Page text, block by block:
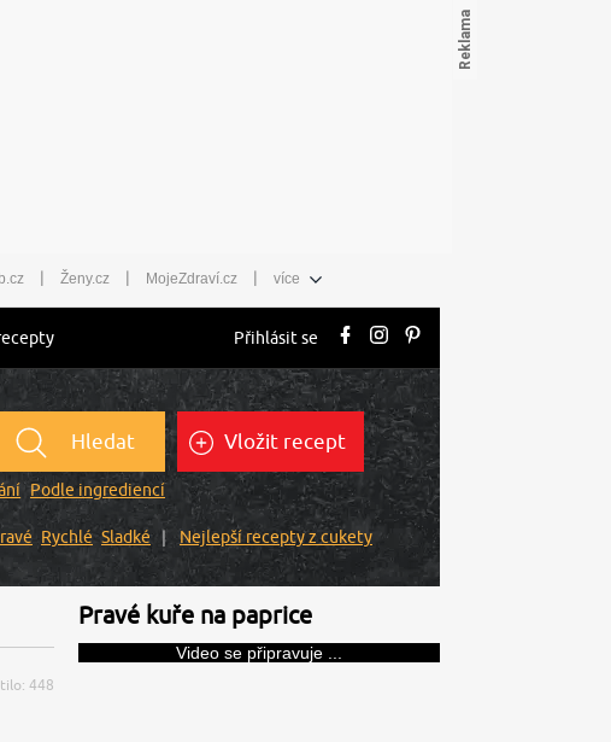
| Ženy.cz | MojeZdraví.cz | více
Přihlásit se
Hledat
Podle ingrediencí
Vložit recept
Rychlé Sladké
Nejlepší recepty z cukety
448
Pravé kuře na paprice
Video se připravuje ...